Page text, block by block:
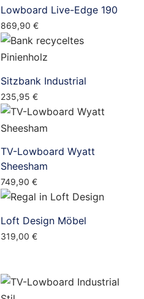
Lowboard Live-Edge 190
869,90 €
Sitzbank Industrial
235,95 €
TV-Lowboard Wyatt
Sheesham
749,90 €
Loft Design Möbel
319,00 €